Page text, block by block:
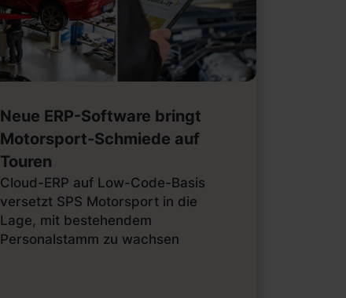
Neue ERP-Software bringt
Motorsport-Schmiede auf
Touren
Cloud-ERP auf Low-Code-Basis
versetzt SPS Motorsport in die
Lage, mit bestehendem
Personalstamm zu wachsen